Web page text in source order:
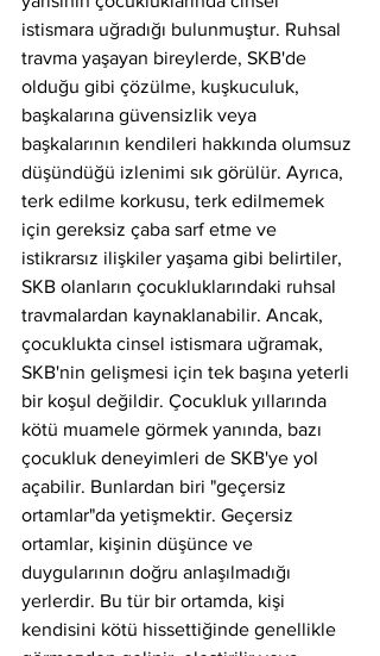
istismara uğradığı bulunmuştur. Ruhsal
travma yaşayan bireylerde, SKB'de
olduğu gibi çözülme, kuşkuculuk,
başkalarına güvensizlik veya
başkalarının kendileri hakkında olumsuz
düşündüğü izlenimi sık görülür. Ayrıca,
terk edilme korkusu, terk edilmemek
için gereksiz çaba sarf etme ve
istikrarsız ilişkiler yaşama gibi belirtiler,
SKB olanların çocukluklarındaki ruhsal
travmalardan kaynaklanabilir. Ancak,
çocuklukta cinsel istismara uğramak,
SKB'nin gelişmesi için tek başına yeterli
bir koşul değildir. Çocukluk yıllarında
kötü muamele görmek yanında, bazı
çocukluk deneyimleri de SKB'ye yol
açabilir. Bunlardan biri "geçersiz
ortamlar"da yetişmektir. Geçersiz
ortamlar, kişinin düşünce ve
duygularının doğru anlaşılmadığı
yerlerdir. Bu tür bir ortamda, kişi
kendisini kötü hissettiğinde genellikle